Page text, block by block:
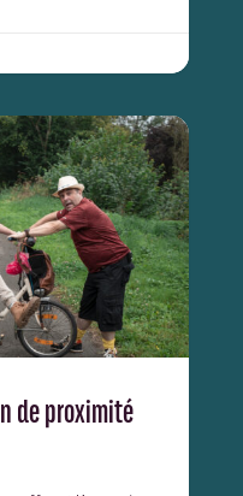
de proximité